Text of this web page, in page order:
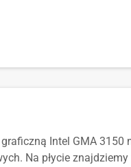
Intel GMA 3150
Na płycie znajdziemy